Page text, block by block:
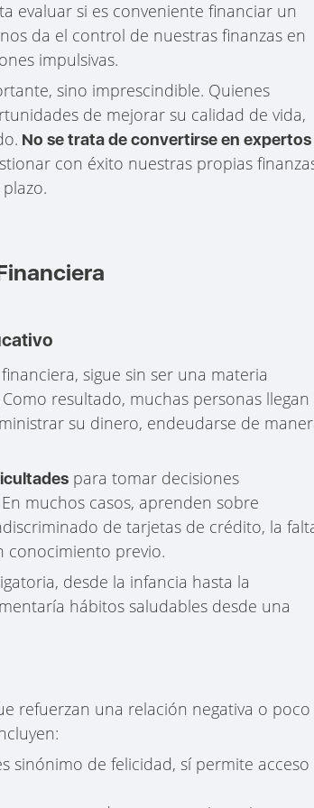
evaluar si es conveniente financiar un
da el control de nuestras finanzas en
impulsivas.
sino imprescindible. Quienes
de mejorar su calidad de vida,
No se trata de convertirse en expertos
con éxito nuestras propias
sigue sin ser una materia
resultado, muchas personas llegan
su dinero, endeudarse de
para tomar decisiones
muchos casos, aprenden sobre
de tarjetas de crédito, la
conocimiento previo.
desde la infancia hasta la
hábitos saludables desde una
refuerzan una relación negativa o poco
sinónimo de felicidad, sí permite acceso